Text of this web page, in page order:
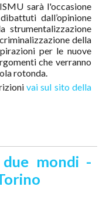
sarà l'occasione
dall’opinione
strumentalizzazione
della
per le nuove
che verranno
rotonda.
vai sul sito della
mondi -